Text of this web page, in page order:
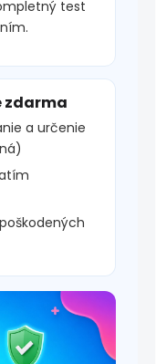
test
zdarma
a určenie